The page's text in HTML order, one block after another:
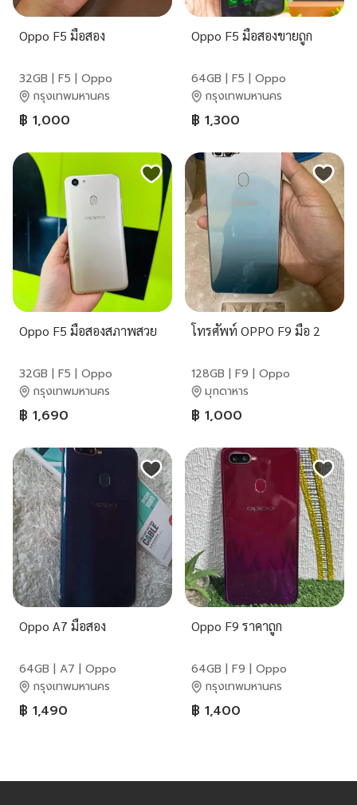
Oppo F5 มือสอง
32GB | F5 | Oppo
กรุงเทพมหานคร
฿ 1,000
Oppo F5 มือสองขายถูก
64GB | F5 | Oppo
กรุงเทพมหานคร
฿ 1,300
Oppo F5 มือสองสภาพสวย
32GB | F5 | Oppo
กรุงเทพมหานคร
฿ 1,690
โทรศัพท์ OPPO F9 มือ 2
128GB | F9 | Oppo
มุกดาหาร
฿ 1,000
Oppo A7 มือสอง
64GB | A7 | Oppo
กรุงเทพมหานคร
฿ 1,490
Oppo F9 ราคาถูก
64GB | F9 | Oppo
กรุงเทพมหานคร
฿ 1,400